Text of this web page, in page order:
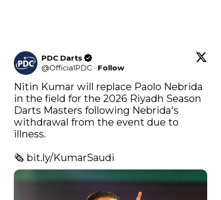
PDC Darts
@OfficialPDC · Follow
Nitin Kumar will replace Paolo Nebrida
in the field for the 2026 Riyadh Season
Darts Masters following Nebrida's
withdrawal from the event due to
illness.
🗞️ bit.ly/KumarSaudi